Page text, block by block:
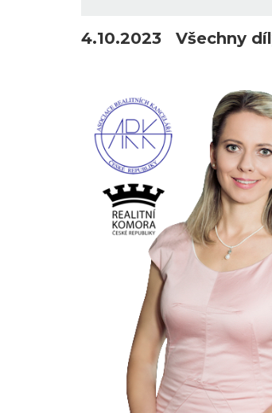
4.10.2023 Všechny